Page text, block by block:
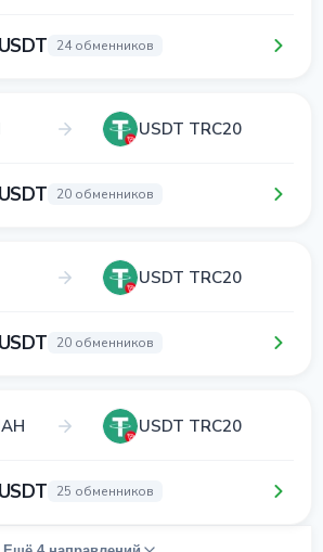
24 обменников
USDT TRC20
20 обменников
USDT TRC20
20 обменников
USDT TRC20
25 обменников